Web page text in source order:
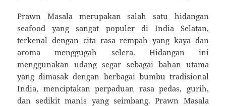
Prawn Masala merupakan salah satu hidangan
seafood yang sangat populer di India Selatan,
terkenal dengan cita rasa rempah yang kaya dan
aroma menggugah selera. Hidangan ini
menggunakan udang segar sebagai bahan utama
yang dimasak dengan berbagai bumbu tradisional
India, menciptakan perpaduan rasa pedas, gurih,
dan sedikit manis yang seimbang. Prawn Masala